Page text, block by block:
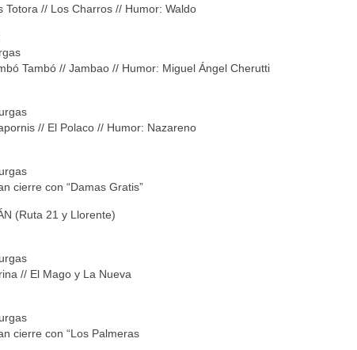
Totora // Los Charros // Humor: Waldo
Tambó // Jambao // Humor: Miguel Ángel Cherutti
// El Polaco // Humor: Nazareno
cierre con “Damas Gratis”
(Ruta 21 y Llorente)
// El Mago y La Nueva
cierre con “Los Palmeras